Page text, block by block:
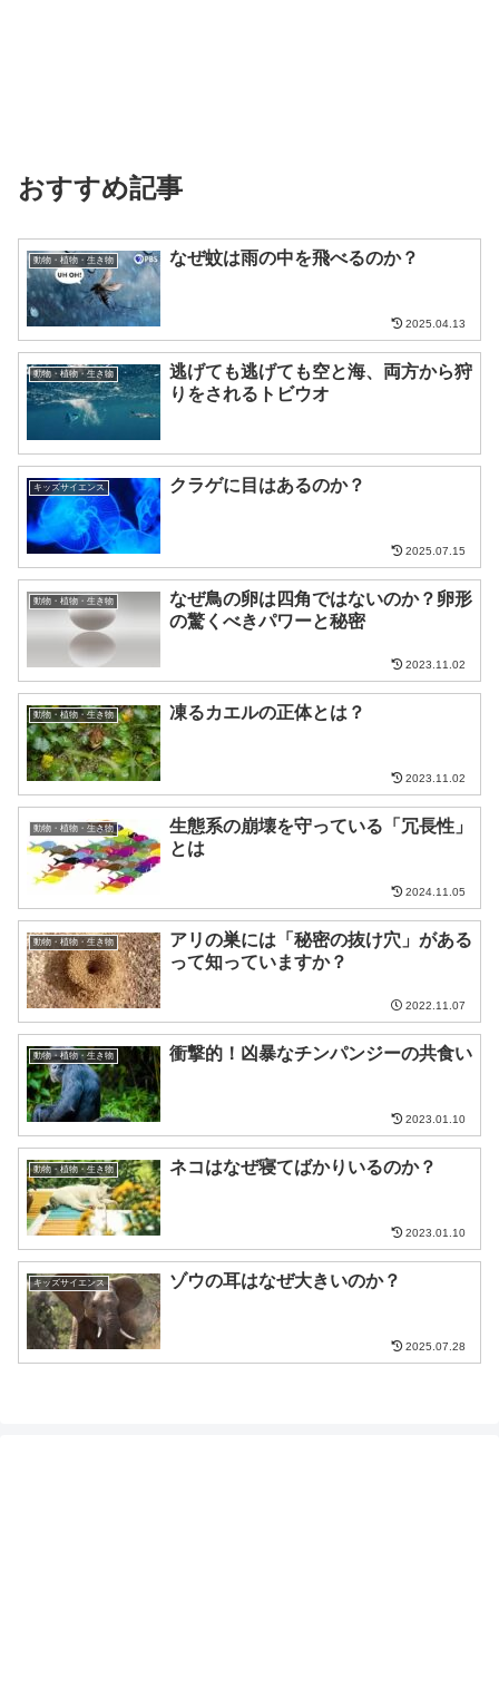
おすすめ記事
動物・植物・生き物 なぜ蚊は雨の中を飛べるのか？
2025.04.13
動物・植物・生き物
逃げても逃げても空と海、両方から狩
りをされるトビウオ
キッズサイエンス クラゲに目はあるのか？
2025.07.15
動物・植物・生き物
なぜ鳥の卵は四角ではないのか？卵形
の驚くべきパワーと秘密
2023.11.02
動物・植物・生き物 凍るカエルの正体とは？
2023.11.02
動物・植物・生き物
生態系の崩壊を守っている「冗長性」
とは
2024.11.05
動物・植物・生き物
アリの巣には「秘密の抜け穴」がある
って知っていますか？
2022.11.07
動物・植物・生き物 衝撃的！凶暴なチンパンジーの共食い
2023.01.10
動物・植物・生き物 ネコはなぜ寝てばかりいるのか？
2023.01.10
キッズサイエンス ゾウの耳はなぜ大きいのか？
2025.07.28